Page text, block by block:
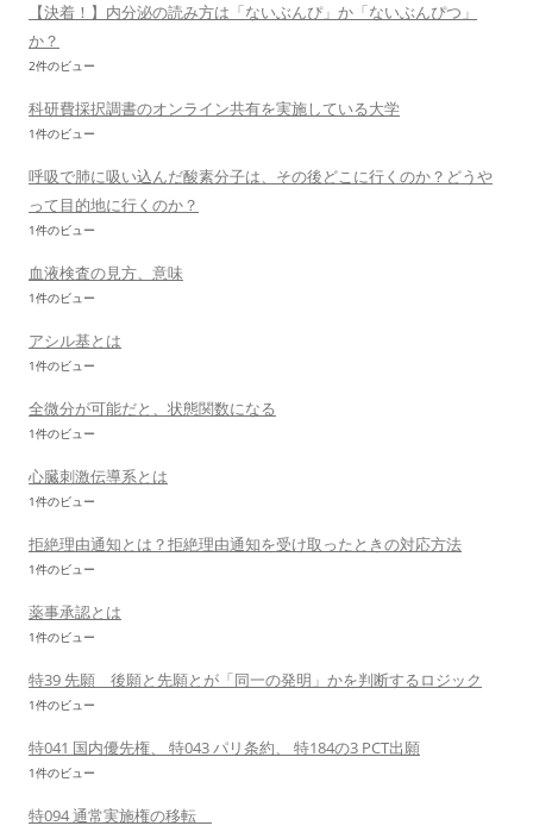
【決着！】内分泌の読み方は「ないぶんぴ」か「ないぶんぴつ」
か？
2件のビュー
科研費採択調書のオンライン共有を実施している大学
1件のビュー
呼吸で肺に吸い込んだ酸素分子は、その後どこに行くのか？どうや
って目的地に行くのか？
1件のビュー
血液検査の見方、意味
1件のビュー
アシル基とは
1件のビュー
全微分が可能だと、状態関数になる
1件のビュー
心臓刺激伝導系とは
1件のビュー
拒絶理由通知とは？拒絶理由通知を受け取ったときの対応方法
1件のビュー
薬事承認とは
1件のビュー
特39 先願 後願と先願とが「同一の発明」かを判断するロジック
1件のビュー
特041 国内優先権、 特043 パリ条約、 特184の3 PCT出願
1件のビュー
特094 通常実施権の移転